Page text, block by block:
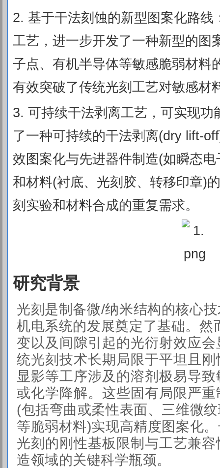
2. 基于干法刻蚀的新型图案化路
工艺，进一步开发了一种新型的图
子点、有机半导体等敏感脆弱材料
有效突破了传统光刻工艺对敏感材
3. 可持续干法剥离工艺，可实现
了一种可持续的干法剥离(dry lift-
效图案化与先进器件制造(如瞬态
和材料(衬底、光刻胶、转移印章)
刻实验和材料合成的重复需求。
研究背景
光刻是制备微/纳米结构的核心
机电系统的发展奠定了基础。
变以及间隙引起的光衍射效应
统光刻技术长期局限于平坦且
显影等工序涉及的溶剂极易导
或化学降解。这些固有局限严
(包括弯曲或柔性表面、三维微
等脆弱材料)实现高精度图案化
光刻的刚性基板限制与工艺兼
造领域的关键科学瓶颈。